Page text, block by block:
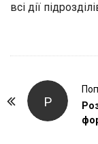
всі дії
Р